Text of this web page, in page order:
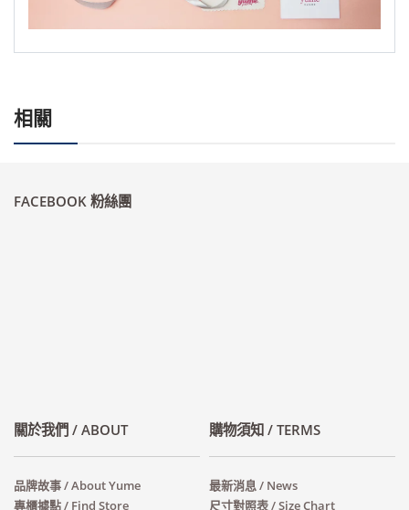
相關
FACEBOOK 粉絲團
關於我們 / ABOUT
品牌故事 / About Yume
專櫃據點 / Find Store
購物須知 / TERMS
最新消息 / News
尺寸對照表 / Size Chart